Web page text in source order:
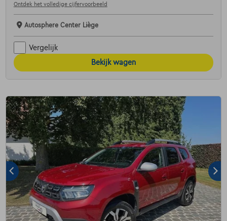
Ontdek het volledige cijfervoorbeeld
Autosphere Center Liège
Vergelijk
Bekijk wagen